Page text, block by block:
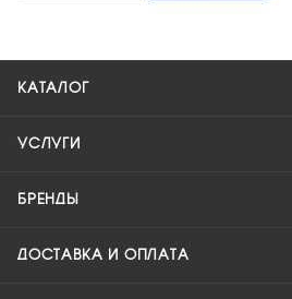
КАТАЛОГ
УСЛУГИ
БРЕНДЫ
ДОСТАВКА И ОПЛАТА